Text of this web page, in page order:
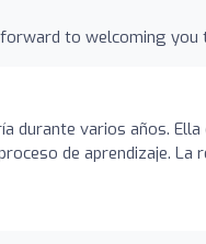
to welcoming
durante varios años.
de aprendizaje. La